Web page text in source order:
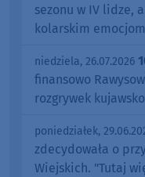
sezonu w IV lidze,
kolarskim
niedziela, 26.07.2026
finansowo
rozgrywek
poniedziałek,
zdecydowała o
Wiejskich. "Tutaj